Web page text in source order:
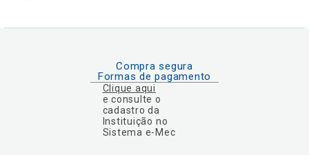
Compra segura
Formas de pagamento
Clique aqui
e consulte o
cadastro da
Instituição no
Sistema e-Mec